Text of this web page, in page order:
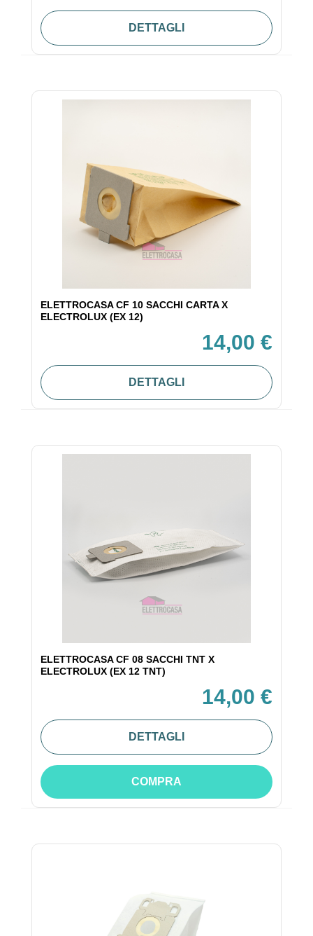
DETTAGLI
ELETTROCASA CF 10 SACCHI CARTA X
ELECTROLUX (EX 12)
14,00 €
DETTAGLI
ELETTROCASA CF 08 SACCHI TNT X
ELECTROLUX (EX 12 TNT)
14,00 €
DETTAGLI
COMPRA